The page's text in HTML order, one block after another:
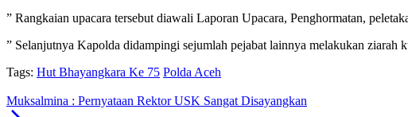
” Rangkaian upacara tersebut diawali Laporan Upacara, Penghormatan,
” Selanjutnya Kapolda didampingi sejumlah pejabat lainnya melakukan
Tags: Hut Bhayangkara Ke 75 Polda Aceh
Muksalmina : Pernyataan Rektor USK Sangat Disayangkan